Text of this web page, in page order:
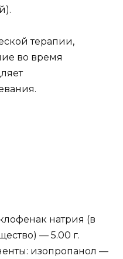
терапии,
во время
натрия (в
— 5.00 г.
изопропанол —